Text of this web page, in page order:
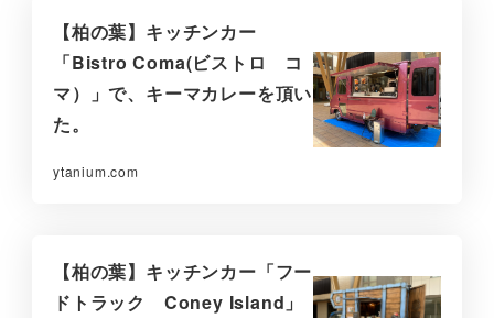
【柏の葉】キッチンカー
「Bistro Coma(ビストロ コ
マ）」で、キーマカレーを頂い
た。
ytanium.com
【柏の葉】キッチンカー「フー
ドトラック Coney Island」